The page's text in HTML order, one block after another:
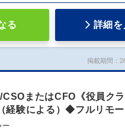
る 詳細を
掲載期間：
CSOまたはCFO《役員ク
経験による）◆フルリモー
ー